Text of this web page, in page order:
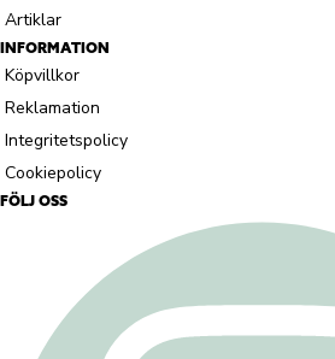
Artiklar
INFORMATION
Köpvillkor
Reklamation
Integritetspolicy
Cookiepolicy
FÖLJ OSS